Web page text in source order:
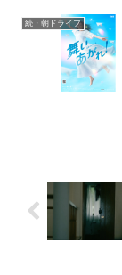
続・朝ドライフ